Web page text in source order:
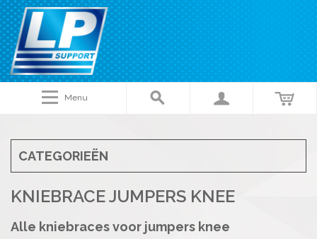
Menu
CATEGORIEËN
KNIEBRACE JUMPERS KNEE
Alle kniebraces voor jumpers knee